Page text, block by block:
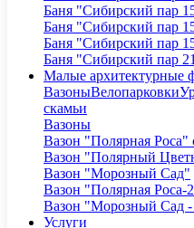
Баня "Сибирский пар
Баня "Сибирский пар
Баня "Сибирский пар
Баня "Сибирский пар
Малые архитектурные
ВазоныВелопарковки
скамьи
Вазоны
Вазон "Полярная Роса"
Вазон "Полярный
Вазон "Морозный Сад"
Вазон "Полярная Роса-
Вазон "Морозный Сад
Услуги